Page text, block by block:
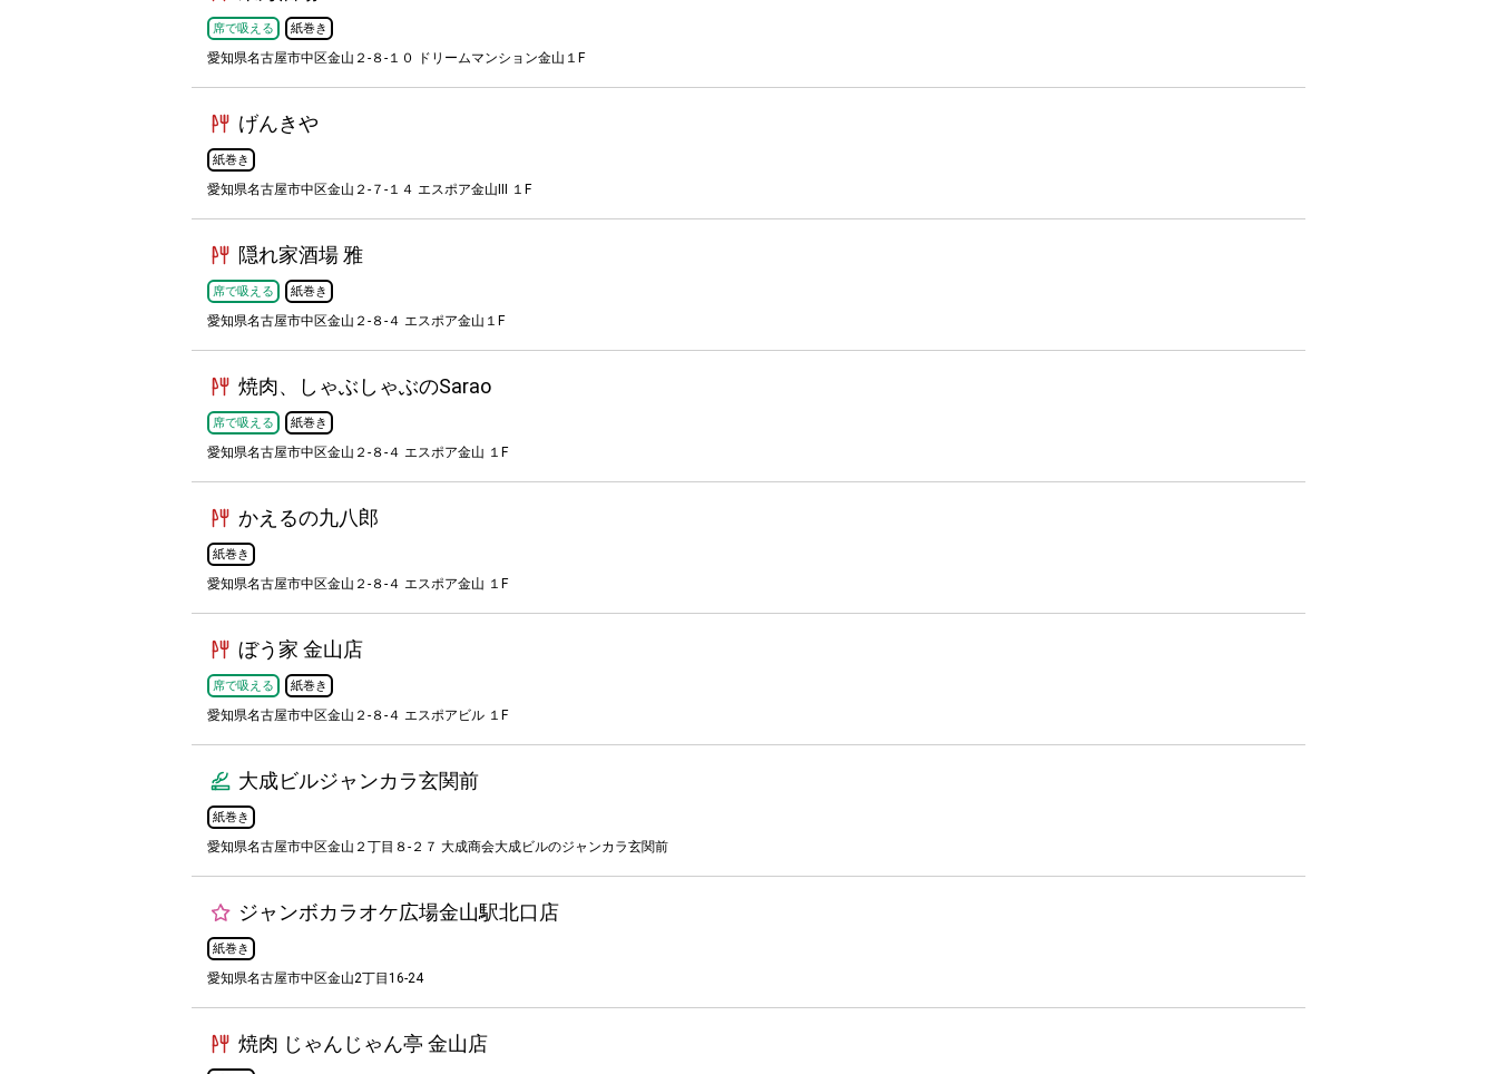
席で吸える 紙巻き
愛知県名古屋市中区金山２-８-１０ ドリームマンション金山１F
げんきや
紙巻き
愛知県名古屋市中区金山２-７-１４ エスポア金山Ⅲ １F
隠れ家酒場 雅
席で吸える 紙巻き
愛知県名古屋市中区金山２-８-４ エスポア金山１F
焼肉、しゃぶしゃぶのSarao
席で吸える 紙巻き
愛知県名古屋市中区金山２-８-４ エスポア金山 １F
かえるの九八郎
紙巻き
愛知県名古屋市中区金山２-８-４ エスポア金山 １F
ぼう家 金山店
席で吸える 紙巻き
愛知県名古屋市中区金山２-８-４ エスポアビル １F
大成ビルジャンカラ玄関前
紙巻き
愛知県名古屋市中区金山２丁目８-２７ 大成商会大成ビルのジャンカラ玄関前
ジャンボカラオケ広場金山駅北口店
紙巻き
愛知県名古屋市中区金山2丁目16-24
焼肉 じゃんじゃん亭 金山店